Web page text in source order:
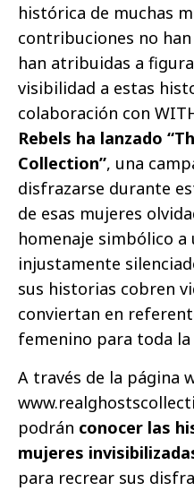
histórica de muchas
contribuciones no
han atribuidas a
visibilidad a estas
colaboración con
Rebels ha lanzado
Collection”, una
disfrazarse durante
de esas mujeres
homenaje simbólico a
injustamente
sus historias cobren
conviertan en
femenino para toda la
A través de la página
podrán conocer las
mujeres
para recrear sus